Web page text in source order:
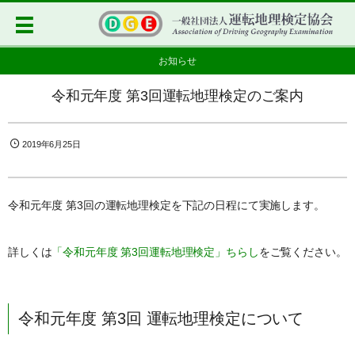
お知らせ
令和元年度 第3回運転地理検定のご案内
2019年6月25日
令和元年度 第3回の運転地理検定を下記の日程にて実施します。
詳しくは 「令和元年度 第3回運転地理検定」ちらしをご覧ください。
令和元年度 第3回 運転地理検定について